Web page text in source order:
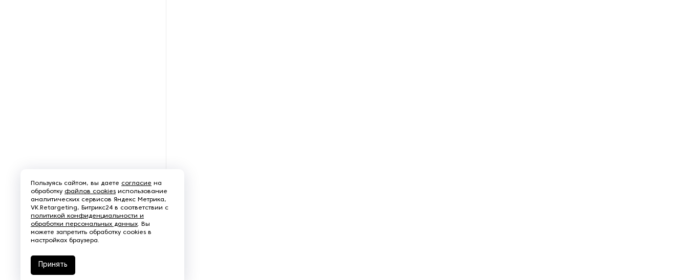
Пользуясь сайтом, вы даете согласие на
обработку файлов cookies использование
аналитических сервисов Яндекс Метрика,
VK.Retargeting, Битрикс24 в соответствии с
политикой конфиденциальности и
обработки персональных данных. Вы
можете запретить обработку cookies в
настройках браузера.
Принять